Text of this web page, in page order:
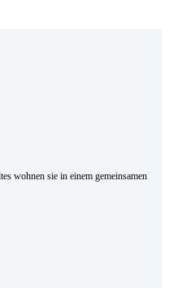
wohnen sie in einem gemeinsamen